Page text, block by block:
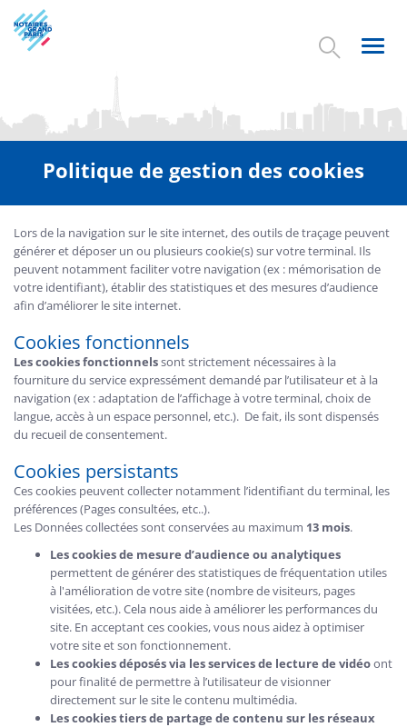
Aller
au
contenu
Politique de gestion des cookies
Lors de la navigation sur le site internet, des outils de traçage peuvent
générer et déposer un ou plusieurs cookie(s) sur votre terminal. Ils
peuvent notamment faciliter votre navigation (ex : mémorisation de
votre identifiant), établir des statistiques et des mesures d’audience
afin d’améliorer le site internet.
Cookies fonctionnels
Les cookies fonctionnelssont strictement nécessaires à la
fourniture du service expressément demandé par l’utilisateur et à la
navigation (ex : adaptation de l’affichage à votre terminal, choix de
langue, accès à un espace personnel, etc.). De fait, ils sont dispensés
du recueil de consentement.
Cookies persistants
Ces cookies peuvent collecter notamment l’identifiant du terminal, les
préférences (Pages consultées, etc..).
Les Données collectées sont conservées au maximum 13 mois.
Les cookies de mesure d’audience ou analytiques
permettent de générer des statistiques de fréquentation utiles
à l'amélioration de votre site (nombre de visiteurs, pages
visitées, etc.). Cela nous aide à améliorer les performances du
site. En acceptant ces cookies, vous nous aidez à optimiser
votre site et son fonctionnement.
Les cookies déposés via les services de lecture de vidéoont
pour finalité de permettre à l’utilisateur de visionner
directement sur le site le contenu multimédia.
Les cookies tiers de partage de contenu sur les réseaux